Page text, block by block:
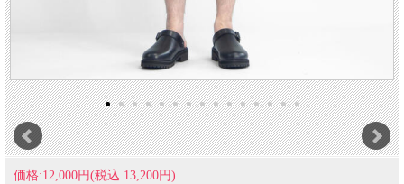
価格:12,000円(税込 13,200円)